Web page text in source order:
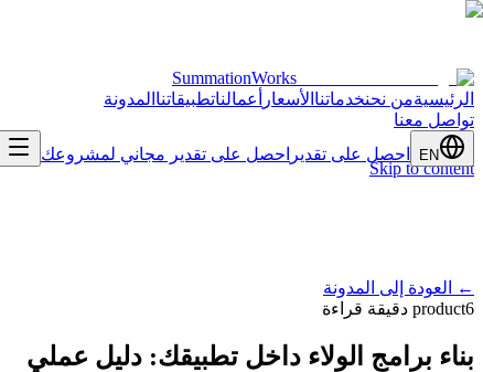
Skip to content
SummationWorks
الرئيسيةمن نحنخدماتنا الأسعار أعمالناتطبيقاتنا المدونة
تواصل معنا
EN احصل على تقدير احصل على تقدير مجاني لمشروعك
←
العودة إلى المدونة
product6 دقيقة قراءة
بناء برامج الولاء داخل تطبيقك: دليل عملي